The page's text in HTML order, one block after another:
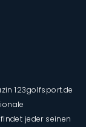
123golfsport.de
jeder seinen